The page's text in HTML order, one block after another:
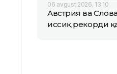
06 avgust 2026, 13:10
Австрия ва
иссиқ рекорди